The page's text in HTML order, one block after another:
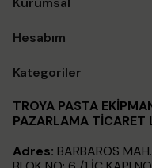
Hesabım
Kategoriler
TROYA PASTA
PAZARLAMA TİCARET
Adres: BARBAROS